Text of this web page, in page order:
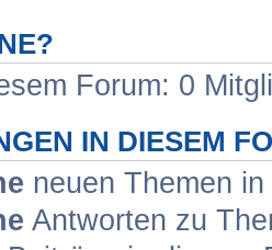
Forum: 0
IN DIESEM
neuen Themen
Antworten zu